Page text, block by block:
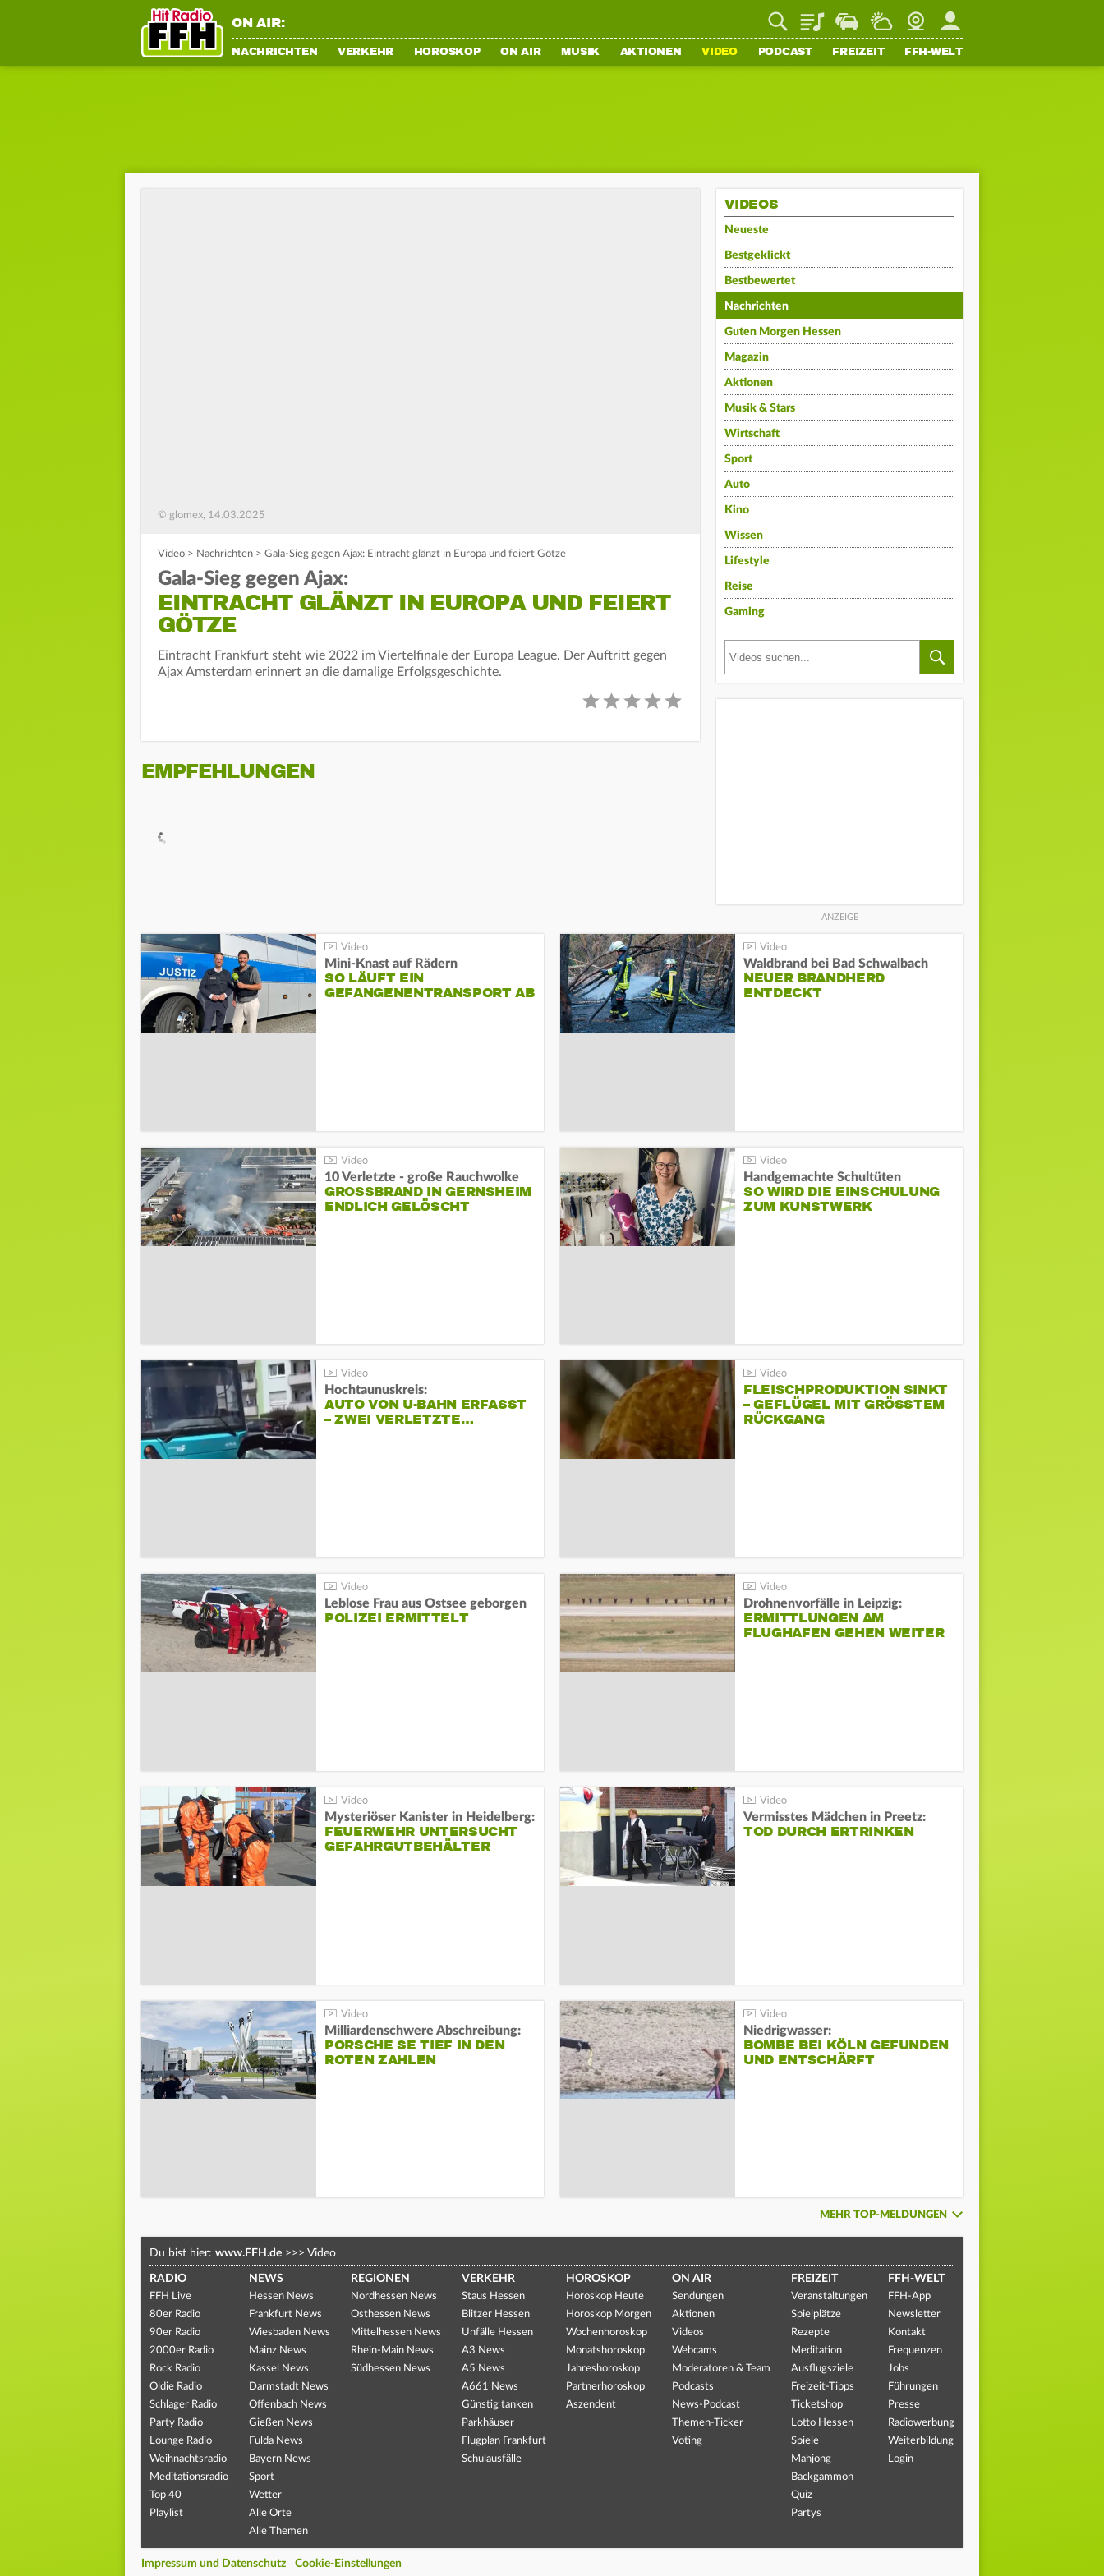
ON AIR: PlaylistStaupilotWetterWebcamMein FFH
NACHRICHTEN VERKEHR HOROSKOP ON AIR MUSIK AKTIONEN VIDEO PODCAST FREIZEIT FFH-WELT
© glomex, 14.03.2025
Video > Nachrichten > Gala-Sieg gegen Ajax: Eintracht glänzt in Europa und feiert Götze
Gala-Sieg gegen Ajax:
EINTRACHT GLÄNZT IN EUROPA UND FEIERT
GÖTZE
Eintracht Frankfurt steht wie 2022 im Viertelfinale der Europa League. Der Auftritt gegen
Ajax Amsterdam erinnert an die damalige Erfolgsgeschichte.
EMPFEHLUNGEN
VIDEOS
Neueste
Bestgeklickt
Bestbewertet
Nachrichten
Guten Morgen Hessen
Magazin
Aktionen
Musik & Stars
Wirtschaft
Sport
Auto
Kino
Wissen
Lifestyle
Reise
Gaming
Mini-Knast auf Rädern
SO LÄUFT EIN
GEFANGENENTRANSPORT AB
Waldbrand bei Bad Schwalbach
NEUER BRANDHERD
ENTDECKT
10 Verletzte - große Rauchwolke
GROSSBRAND IN GERNSHEIM E
NDLICH GELÖSCHT
Handgemachte Schultüten
SO WIRD DIE EINSCHULUNG
ZUM KUNSTWERK
Hochtaunuskreis:
AUTO VON U-BAHN ERFASST
– ZWEI VERLETZTE…
FLEISCHPRODUKTION SINKT
– GEFLÜGEL MIT GRÖSSTEM R
ÜCKGANG
Leblose Frau aus Ostsee geborgen
POLIZEI ERMITTELT
Drohnenvorfälle in Leipzig:
ERMITTLUNGEN AM
FLUGHAFEN GEHEN WEITER
Mysteriöser Kanister in Heidelberg:
FEUERWEHR UNTERSUCHT
GEFAHRGUTBEHÄLTER
Vermisstes Mädchen in Preetz:
TOD DURCH ERTRINKEN
Milliardenschwere Abschreibung:
PORSCHE SE TIEF IN DEN
ROTEN ZAHLEN
Niedrigwasser:
BOMBE BEI KÖLN GEFUNDEN
UND ENTSCHÄRFT
MEHR TOP-MELDUNGEN
Du bist hier: www.FFH.de >>> Video
RADIO
FFH Live
80er Radio
90er Radio
2000er Radio
Rock Radio
Oldie Radio
Schlager Radio
Party Radio
Lounge Radio
Weihnachtsradio
Meditationsradio
Top 40
Playlist
NEWS
Hessen News
Frankfurt News
Wiesbaden News
Mainz News
Kassel News
Darmstadt News
Offenbach News
Gießen News
Fulda News
Bayern News
Sport
Wetter
Alle Orte
Alle Themen
REGIONEN
Nordhessen News
Osthessen News
Mittelhessen News
Rhein-Main News
Südhessen News
VERKEHR
Staus Hessen
Blitzer Hessen
Unfälle Hessen
A3 News
A5 News
A661 News
Günstig tanken
Parkhäuser
Flugplan Frankfurt
Schulausfälle
HOROSKOP
Horoskop Heute
Horoskop Morgen
Wochenhoroskop
Monatshoroskop
Jahreshoroskop
Partnerhoroskop
Aszendent
ON AIR
Sendungen
Aktionen
Videos
Webcams
Moderatoren & Team
Podcasts
News-Podcast
Themen-Ticker
Voting
FREIZEIT
Veranstaltungen
Spielplätze
Rezepte
Meditation
Ausflugsziele
Freizeit-Tipps
Ticketshop
Lotto Hessen
Spiele
Mahjong
Backgammon
Quiz
Partys
FFH-WELT
FFH-App
Newsletter
Kontakt
Frequenzen
Jobs
Führungen
Presse
Radiowerbung
Weiterbildung
Login
Impressum und Datenschutz Cookie-Einstellungen